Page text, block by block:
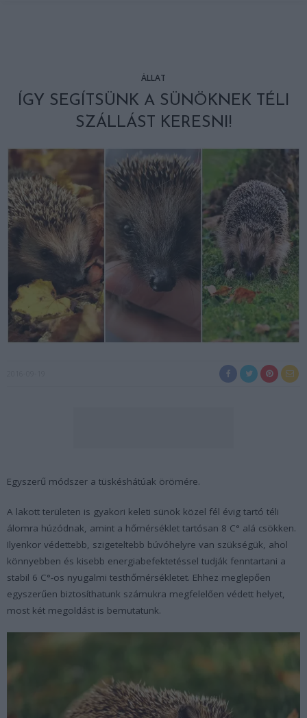
ÁLLAT
ÍGY SEGÍTSÜNK A SÜNÖKNEK TÉLI
SZÁLLÁST KERESNI!
Egyszerű módszer a tüskéshátúak örömére.
A lakott területen is gyakori keleti sünök közel fél évig tartó téli
álomra húzódnak, amint a hőmérséklet tartósan 8 C° alá csökken.
Ilyenkor védettebb, szigeteltebb búvóhelyre van szükségük, ahol
könnyebben és kisebb energiabefektetéssel tudják fenntartani a
stabil 6 C°-os nyugalmi testhőmérsékletet. Ehhez meglepően
egyszerűen biztosíthatunk számukra megfelelően védett helyet,
most két megoldást is bemutatunk.